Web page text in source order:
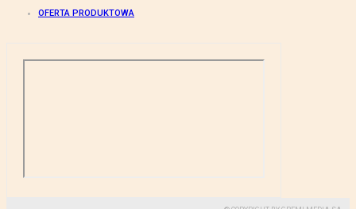
OFERTA PRODUKTOWA